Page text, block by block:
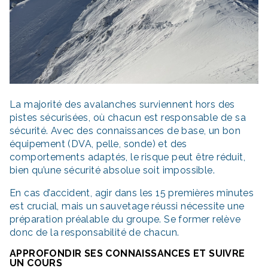
La majorité des avalanches surviennent hors des
pistes sécurisées, où chacun est responsable de sa
sécurité. Avec des connaissances de base, un bon
équipement (DVA, pelle, sonde) et des
comportements adaptés, le risque peut être réduit,
bien qu’une sécurité absolue soit impossible.
En cas d’accident, agir dans les 15 premières minutes
est crucial, mais un sauvetage réussi nécessite une
préparation préalable du groupe. Se former relève
donc de la responsabilité de chacun.
APPROFONDIR SES CONNAISSANCES ET SUIVRE
UN COURS